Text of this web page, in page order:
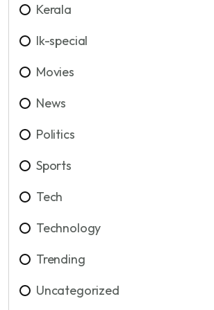
Kerala
lk-special
Movies
News
Politics
Sports
Tech
Technology
Trending
Uncategorized